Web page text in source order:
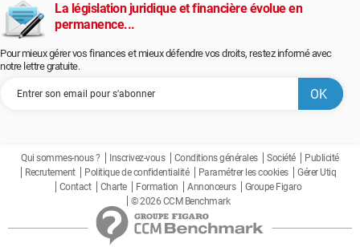
La législation juridique et financière évolue en
permanence...
Pour mieux gérer vos finances et mieux défendre vos droits, restez informé avec
notre lettre gratuite.
Qui sommes-nous ? Inscrivez-vous Conditions générales Société
Publicité
Recrutement
Politique de confidentialité Paramétrer les cookies
Gérer Utiq
Contact
Charte Formation Annonceurs
Groupe Figaro
© 2026 CCM Benchmark